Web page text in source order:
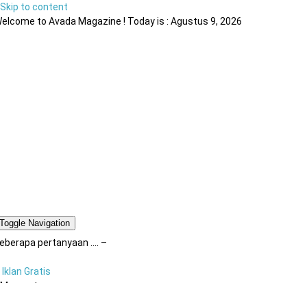
Skip to content
to Avada Magazine ! Today is : Agustus 9, 2026
Toggle Navigation
pertanyaan …. –
Iklan Gratis